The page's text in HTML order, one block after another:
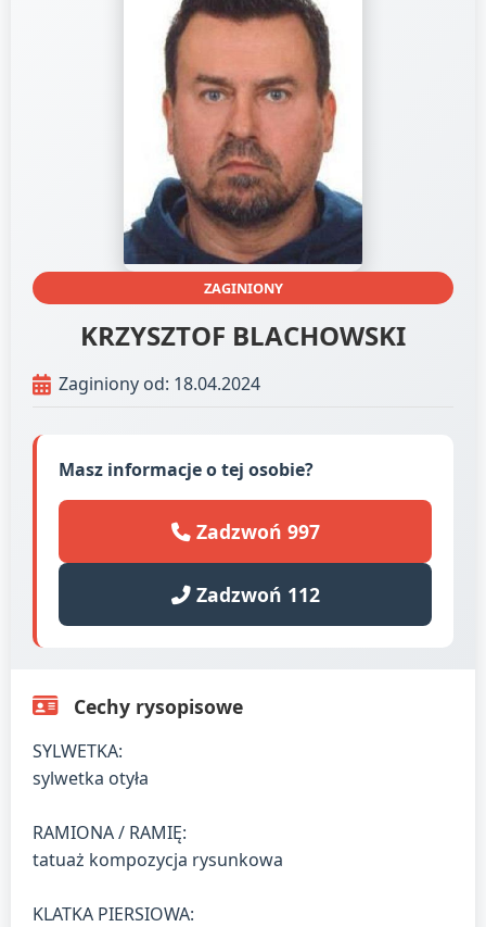
ZAGINIONY
KRZYSZTOF BLACHOWSKI
Zaginiony od: 18.04.2024
Masz informacje o tej osobie?
Zadzwoń 997
Zadzwoń 112
Cechy rysopisowe
SYLWETKA:
sylwetka otyła
RAMIONA / RAMIĘ:
tatuaż kompozycja rysunkowa
KLATKA PIERSIOWA: